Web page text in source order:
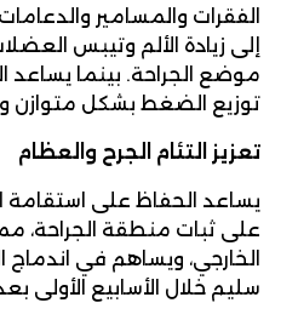
الفقرات والمسامير
إلى زيادة الألم وتيبس
موضع الجراحة. بينما
توزيع الضغط بشكل متوازن
تعزيز التئام الجرح والعظام
يساعد الحفاظ على استقامة
على ثبات منطقة الجراحة،
الخارجي، ويساهم في اندماج
سليم خلال الأسابيع الأولى